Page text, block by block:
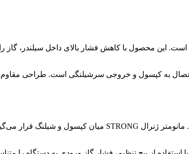
است. این محصول با کاهش فشار بالای داخل سیلندر، گاز